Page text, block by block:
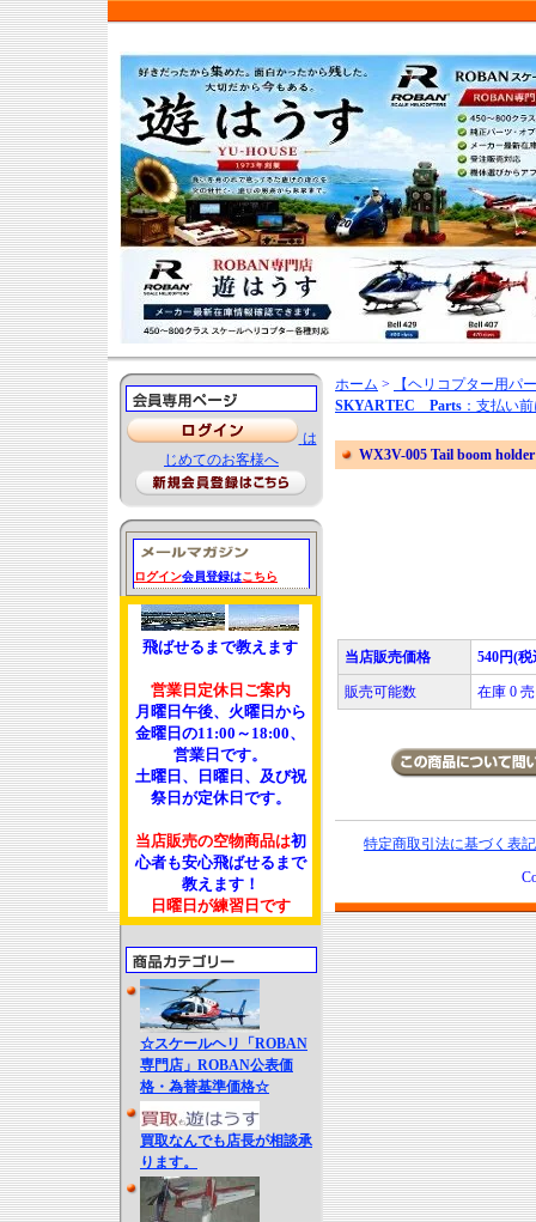
は
じめてのお客様へ
ログイン会員登録はこちら
飛ばせるまで教えます
営業日定休日ご案内
月曜日午後、火曜日から
金曜日の11:00～18:00、
営業日です。
土曜日、日曜日、及び祝
祭日が定休日です。
当店販売の空物商品は初
心者も安心飛ばせるまで
教えます！
日曜日が練習日です
☆スケールヘリ「ROBAN
専門店」ROBAN公表価
格・為替基準価格☆
買取なんでも店長が相談承
ります。
ホーム >
【ヘリコプター用パ
SKYARTEC Parts ：支払い
WX3V-005 Tail boom
当店販売価格 540円(税
販売可能数 在庫 0
特定商取引法に基づく表記